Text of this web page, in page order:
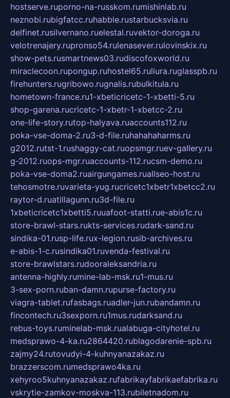
hostserve.ruporno-na-russkom.rumishinlab.ru
neznobi.rubigfatcc.ruhabble.rustarbucksvia.ru
delfinet.rusilvernano.ruelestal.ruvektor-doroga.ru
velotrenajery.rupronso54.rulenasever.rulovinskix.ru
show-pets.rusmartnews03.rudiscofoxworld.ru
miraclecoon.rupongup.ruhostel65.ruliura.ruglasspb.ru
firehunters.rugribowo.rugnalis.rubulkitula.ru
hometown-france.ru1-xbeticricetc-1-xbetti-5.ru
shop-garena.rucricetc-1-xbetr-1-xbetcc-2.ru
one-life-story.rutop-halyava.ruaccounts112.ru
poka-vse-doma-2.ru3-d-file.ruhahahaharms.ru
g2012.rutst-1.rushaggy-cat.ruopsmgr.ruev-gallery.ru
g-2012.ruops-mgr.ruaccounts-112.rucsm-demo.ru
poka-vse-doma2.ruairgungames.ruallseo-host.ru
tehosmotre.ruvarieta-yug.rucricetc1xbetr1xbetcc2.ru
raytor-d.ruatillagunn.ru3d-file.ru
1xbeticricetc1xbetti5.ruuafoot-statti.rue-abis1c.ru
store-brawl-stars.rukts-services.rudark-sand.ru
sindika-01.rusp-life.rux-legion.rusib-archives.ru
e-abis-1-c.rusindika01.ruvenda-festival.ru
store-brawlstars.rudooraleksandria.ru
antenna-highly.rumine-lab-msk.ru1-mus.ru
3-sex-porn.ruban-damn.rupurse-factory.ru
viagra-tablet.rufasbags.ruadler-jun.rubandamn.ru
fincontech.ru3sexporn.ru1mus.rudarksand.ru
rebus-toys.ruminelab-msk.rualabuga-cityhotel.ru
medsprawo-4-ka.ru2864420.rublagodarenie-spb.ru
zajmy24.rutovudyi-4-kuhnyanazakaz.ru
brazzerscom.rumedsprawo4ka.ru
xehyroo5kuhnyanazakaz.rufabrikayfabrikaefabrika.ru
vskrytie-zamkov-moskva-113.rubiletnadom.ru